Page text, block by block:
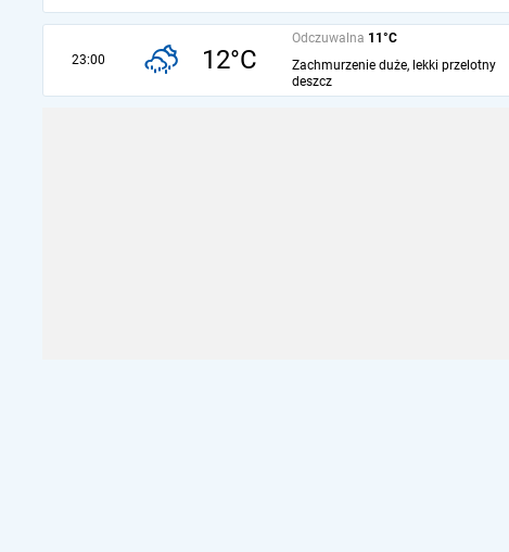
23:00 12°C
Odczuwalna 11°C
Zachmurzenie duże, lekki przelotny
deszcz